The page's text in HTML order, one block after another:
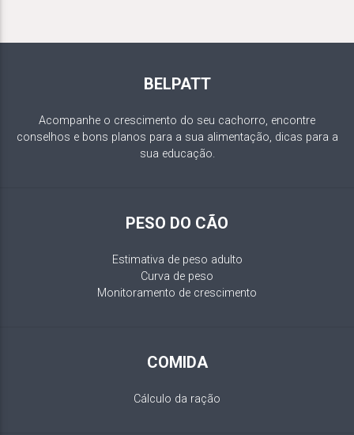
BELPATT
Acompanhe o crescimento do seu cachorro, encontre
conselhos e bons planos para a sua alimentação, dicas para a
sua educação.
PESO DO CÃO
Estimativa de peso adulto
Curva de peso
Monitoramento de crescimento
COMIDA
Cálculo da ração